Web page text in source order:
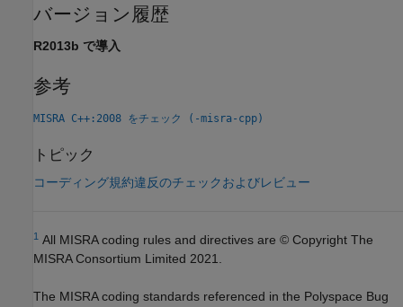
バージョン履歴
R2013b で導入
参考
MISRA C++:2008 をチェック (-misra-cpp)
トピック
コーディング規約違反のチェックおよびレビュー
1 All MISRA coding rules and directives are © Copyright The
MISRA Consortium Limited 2021.
The MISRA coding standards referenced in the Polyspace Bug